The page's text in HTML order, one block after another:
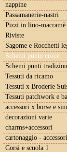
nappine
Passamanerie-nastri
Pizzi in lino-macramè
Riviste
Sagome e Rocchetti
Schemi punto croce
Schemi punti
Tessuti da ricamo
Tessuti x Broderie
Tessuti patchwork e
accessori x borse e
decorazioni varie
charms+accessori
cartonaggio - accessori
Corsi e scuola 1